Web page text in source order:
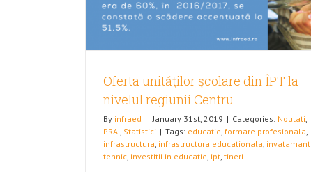
Oferta unităţilor şcolare din ÎPT la
nivelul regiunii Centru
By infraed | January 31st, 2019 | Categories: Noutati,
PRAI, Statistici | Tags: educatie, formare profesionala,
infrastructura, infrastructura educationala, invatamant
tehnic, investitii in educatie, ipt, tineri